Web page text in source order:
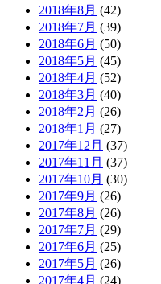
2018年8月 (42)
2018年7月 (39)
2018年6月 (50)
2018年5月 (45)
2018年4月 (52)
2018年3月 (40)
2018年2月 (26)
2018年1月 (27)
2017年12月 (37)
2017年11月 (37)
2017年10月 (30)
2017年9月 (26)
2017年8月 (26)
2017年7月 (29)
2017年6月 (25)
2017年5月 (26)
2017年4月 (24)